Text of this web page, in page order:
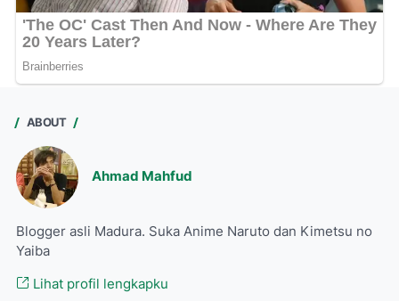
ABOUT
Ahmad Mahfud
Blogger asli Madura. Suka Anime Naruto dan Kimetsu no
Yaiba
Lihat profil lengkapku